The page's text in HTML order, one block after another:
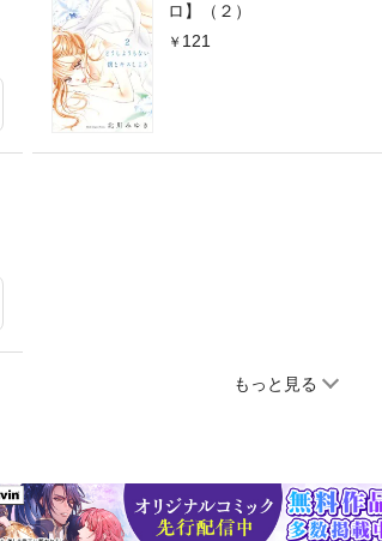
ロ】（２）
121
もっと見る